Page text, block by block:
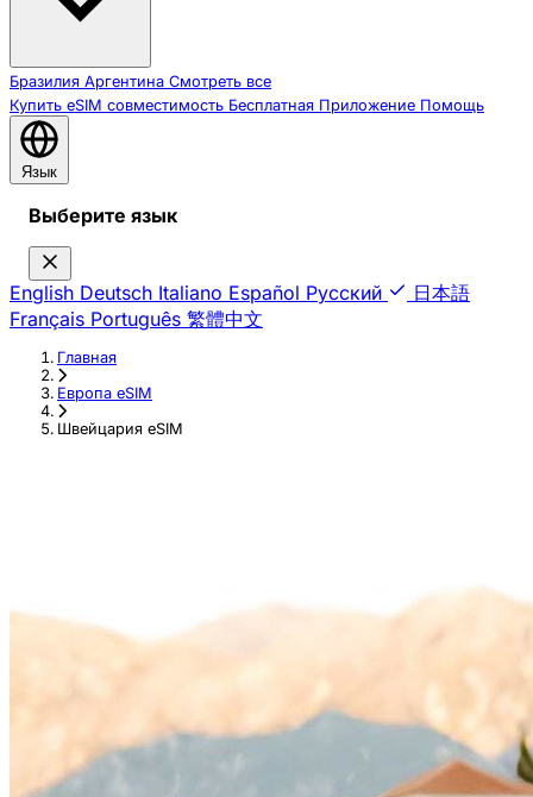
Бразилия Аргентина Смотреть все
Купить eSIM совместимость Бесплатная Приложение Помощь
Язык
Выберите язык
English Deutsch Italiano Español Русский
日本語
Français Português 繁體中文
Главная
›
Европа eSIM
›
Швейцария eSIM